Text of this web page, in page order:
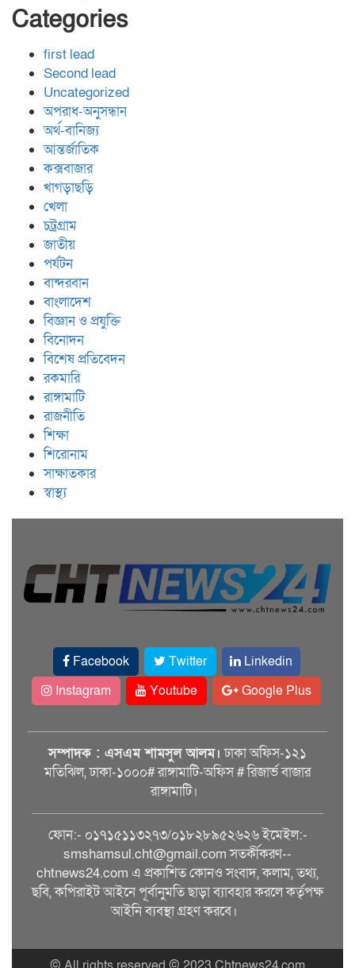
Categories
first lead
Second lead
Uncategorized
অপরাধ-অনুসন্ধান
অর্থ-বানিজ্য
আন্তর্জাতিক
কক্সবাজার
খাগড়াছড়ি
খেলা
চট্রগ্রাম
জাতীয়
পর্যটন
বান্দরবান
বাংলাদেশ
বিজ্ঞান ও প্রযুক্তি
বিনোদন
বিশেষ প্রতিবেদন
রকমারি
রাঙ্গামাটি
রাজনীতি
শিক্ষা
শিরোনাম
সাক্ষাতকার
স্বাস্থ্য
Facebook Twitter
Linkedin
Instagram
Youtube Google Plus
সম্পাদক : এসএম শামসুল আলম। ঢাকা অফিস-১২১
মতিঝিল, ঢাকা-১০০০# রাঙ্গামাটি-অফিস # রিজার্ভ বাজার
রাঙ্গামাটি।
ফোন:- ০১৭১৫১১৩২৭৩/০১৮২৮৯৫২৬২৬ ইমেইল:-
smshamsul.cht@gmail.com সতর্কীকরণ--
chtnews24.com এ প্রকাশিত কোনও সংবাদ, কলাম, তথ্য,
ছবি, কপিরাইট আইনে পূর্বানুমতি ছাড়া ব্যাবহার করলে কর্তৃপক্ষ
আইনি ব্যবস্থা গ্রহণ করবে।